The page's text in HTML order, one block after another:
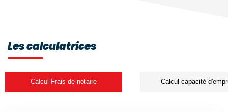
Les calculatrices
Calcul Frais de notaire Calcul capacité